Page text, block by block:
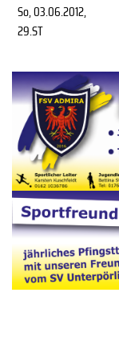
So, 03.06.2012,
29.ST